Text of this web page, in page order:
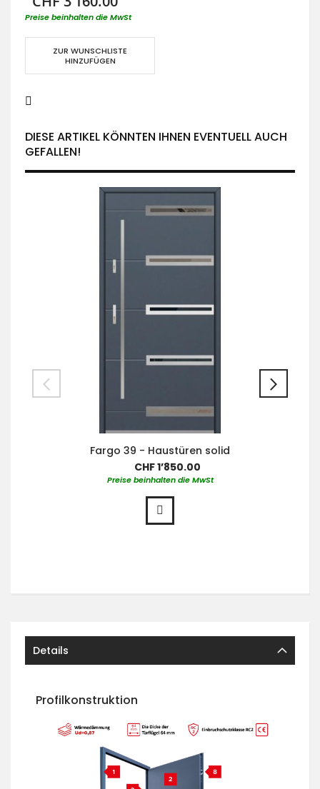
Preise beinhalten die MwSt
ZUR WUNSCHLISTE
HINZUFÜGEN
DIESE ARTIKEL KÖNNTEN IHNEN EVENTUELL AUCH
GEFALLEN!
Fargo 39 - Haustüren solid
CHF 1’850.00
Preise beinhalten die MwSt
Details